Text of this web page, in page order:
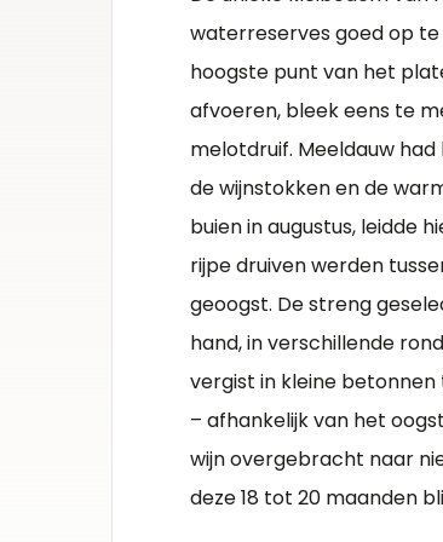
naar nieuwe Franse eikenhouten
deze 18 tot 20 maanden blijft om te
waterreserves goed op te
hoogste punt van het
afvoeren, bleek eens te
melotdruif. Meeldauw
de wijnstokken en de
buien in augustus, leidde
rijpe druiven werden
geoogst. De streng
hand, in verschillende
vergist in kleine betonnen
– afhankelijk van het
wijn overgebracht naar
deze 18 tot 20 maanden